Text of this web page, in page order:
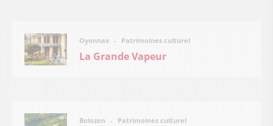
Oyonnax Patrimoines culturel
La Grande Vapeur
Bolozon Patrimoines culturel